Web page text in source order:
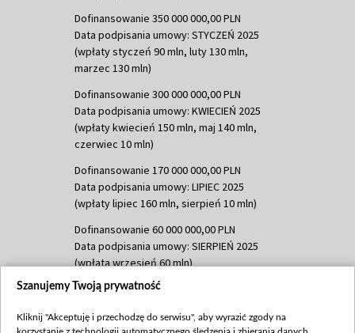
Dofinansowanie 350 000 000,00 PLN
Data podpisania umowy: STYCZEŃ 2025
(wpłaty styczeń 90 mln, luty 130 mln,
marzec 130 mln)
Dofinansowanie 300 000 000,00 PLN
Data podpisania umowy: KWIECIEŃ 2025
(wpłaty kwiecień 150 mln, maj 140 mln,
czerwiec 10 mln)
Dofinansowanie 170 000 000,00 PLN
Data podpisania umowy: LIPIEC 2025
(wpłaty lipiec 160 mln, sierpień 10 mln)
Dofinansowanie 60 000 000,00 PLN
Data podpisania umowy: SIERPIEŃ 2025
(wpłata wrzesień 60 mln)
Dofinansowanie 635 783 051,21 PLN
(wpłata wrzesień 100 mln, październik 350
Szanujemy Twoją prywatność
Kliknij "Akceptuję i przechodzę do serwisu", aby wyrazić zgody na